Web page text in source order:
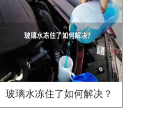
玻璃水冻住了如何解决？